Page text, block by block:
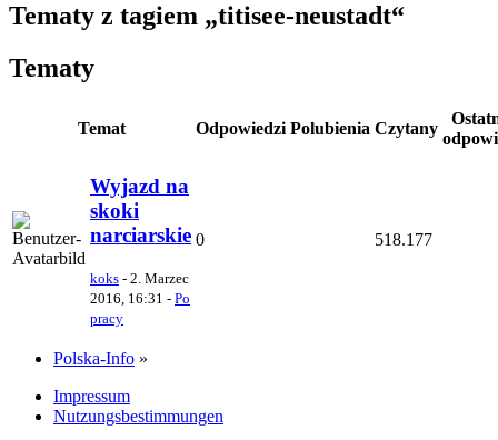
Tematy z tagiem „titisee-neustadt“
Tematy
Temat Odpowiedzi Polubienia Czytany
Wyjazd na
skoki
narciarskie
koks - 2. Marzec
2016, 16:31 - Po
pracy
0 518.177
Polska-Info »
Impressum
Nutzungsbestimmungen